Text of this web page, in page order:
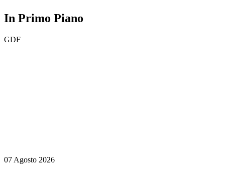
In Primo Piano
GDF
07 Agosto 2026